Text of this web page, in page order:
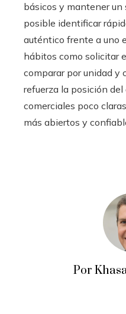
básicos y mantener un
posible identificar
auténtico frente a uno
hábitos como solicitar
comparar por unidad y
refuerza la posición
comerciales poco
más abiertos y
Por